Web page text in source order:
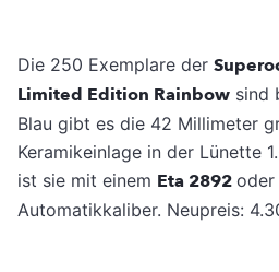
Die 250 Exemplare der
Limited Edition Rainbow sind
Blau gibt es die 42 Millimeter
Keramikeinlage in der Lünette
ist sie mit einem Eta 2892 oder
Automatikkaliber. Neupreis: